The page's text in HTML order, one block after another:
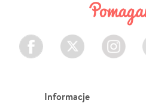
Facebook Twitter Instagram
Informacje